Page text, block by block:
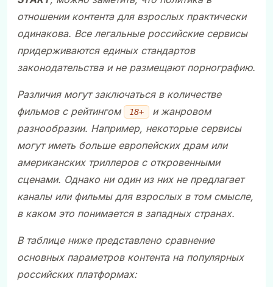
отношении контента для взрослых практически
одинакова. Все легальные российские сервисы
придерживаются единых стандартов
законодательства и не размещают порнографию.
Различия могут заключаться в количестве
фильмов с рейтингом
18+
и жанровом
разнообразии. Например, некоторые сервисы
могут иметь больше европейских драм или
американских триллеров с откровенными
сценами. Однако ни один из них не предлагает
каналы или фильмы для взрослых в том смысле,
в каком это понимается в западных странах.
В таблице ниже представлено сравнение
основных параметров контента на популярных
российских платформах: